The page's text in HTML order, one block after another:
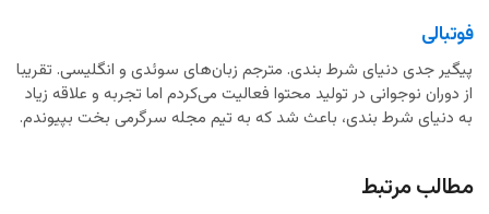
فوتبالی
پیگیر جدی دنیای شرط بندی. مترجم زبان‌های سوئدی و انگلیسی. تقریبا
از دوران نوجوانی در تولید محتوا فعالیت می‌کردم اما تجربه و علاقه زیاد
به دنیای شرط بندی، باعث شد که به تیم مجله سرگرمی بخت بپیوندم.
مطالب مرتبط